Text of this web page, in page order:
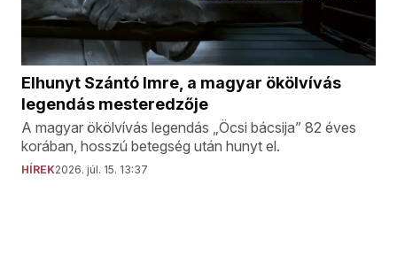
Elhunyt Szántó Imre, a magyar ökölvívás
legendás mesteredzője
A magyar ökölvívás legendás „Öcsi bácsija” 82 éves
korában, hosszú betegség után hunyt el.
HÍREK2026. júl. 15. 13:37